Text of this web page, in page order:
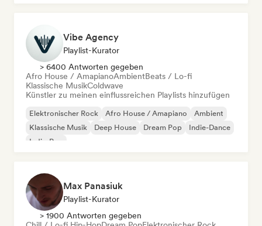
Vibe Agency
Playlist-Kurator
> 6400 Antworten gegeben
Afro House / AmapianoAmbientBeats / Lo-fi
Klassische MusikColdwave
Künstler zu meinen einflussreichen Playlists hinzufügen
Elektronischer Rock Afro House / Amapiano
Ambient
Klassische Musik
Deep House Dream Pop
Indie-Dance
Indie-Pop
Max Panasiuk
Playlist-Kurator
> 1900 Antworten gegeben